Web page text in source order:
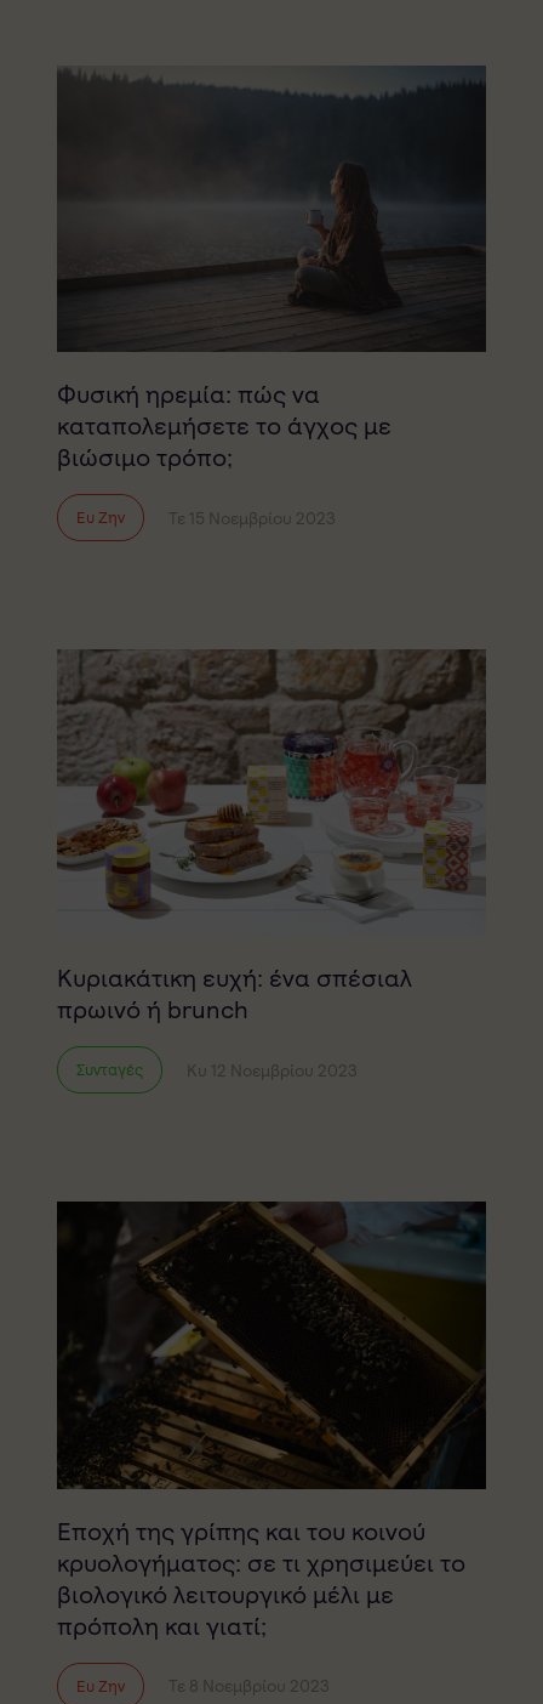
Φυσική ηρεμία: πώς να
καταπολεμήσετε το άγχος με
βιώσιμο τρόπο;
Ευ Ζην Τε 15 Νοεμβρίου 2023
Κυριακάτικη ευχή: ένα σπέσιαλ
πρωινό ή brunch
Συνταγές Κυ 12 Νοεμβρίου 2023
Εποχή της γρίπης και του κοινού
κρυολογήματος: σε τι χρησιμεύει το
βιολογικό λειτουργικό μέλι με
πρόπολη και γιατί;
Ευ Ζην Τε 8 Νοεμβρίου 2023